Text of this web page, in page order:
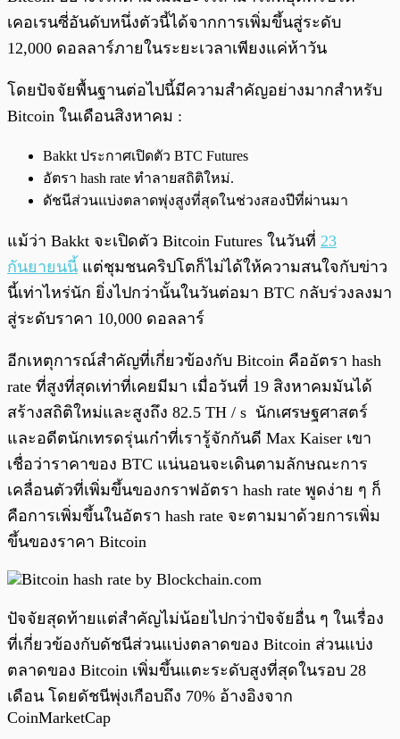
เคอเรนซี่อันดับหนึ่งตัวนี้ได้จากการเพิ่มขึ้นสู่ระดับ
12,000 ดอลลาร์ภายในระยะเวลาเพียงแค่ห้าวัน
โดยปัจจัยพื้นฐานต่อไปนี้มีความสำคัญอย่างมากสำหรับ
Bitcoin ในเดือนสิงหาคม :
Bakkt ประกาศเปิดตัว BTC Futures
อัตรา hash rate ทำลายสถิติใหม่.
ดัชนีส่วนแบ่งตลาดพุ่งสูงที่สุดในช่วงสองปีที่ผ่านมา
แม้ว่า Bakkt จะเปิดตัว Bitcoin Futures ในวันที่ 23
กันยายนนี้ แต่ชุมชนคริปโตก็ไม่ได้ให้ความสนใจกับข่าว
นี้เท่าไหร่นัก ยิ่งไปกว่านั้นในวันต่อมา BTC กลับร่วงลงมา
สู่ระดับราคา 10,000 ดอลลาร์
อีกเหตุการณ์สำคัญที่เกี่ยวข้องกับ Bitcoin คืออัตรา hash
rate ที่สูงที่สุดเท่าที่เคยมีมา เมื่อวันที่ 19 สิงหาคมมันได้
สร้างสถิติใหม่และสูงถึง 82.5 TH / s นักเศรษฐศาสตร์
และอดีตนักเทรดรุ่นเก๋าที่เรารู้จักกันดี Max Kaiser เขา
เชื่อว่าราคาของ BTC แน่นอนจะเดินตามลักษณะการ
เคลื่อนตัวที่เพิ่มขึ้นของกราฟอัตรา hash rate พูดง่าย ๆ ก็
คือการเพิ่มขึ้นในอัตรา hash rate จะตามมาด้วยการเพิ่ม
ขึ้นของราคา Bitcoin
ปัจจัยสุดท้ายแต่สำคัญไม่น้อยไปกว่าปัจจัยอื่น ๆ ในเรื่อง
ที่เกี่ยวข้องกับดัชนีส่วนแบ่งตลาดของ Bitcoin ส่วนแบ่ง
ตลาดของ Bitcoin เพิ่มขึ้นแตะระดับสูงที่สุดในรอบ 28
เดือน โดยดัชนีพุ่งเกือบถึง 70% อ้างอิงจาก
CoinMarketCap